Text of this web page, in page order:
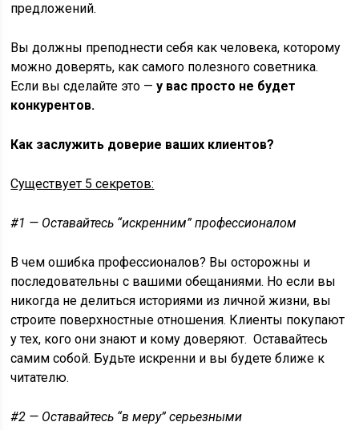
предложений.
Вы должны преподнести себя как человека, которому
можно доверять, как самого полезного советника.
Если вы сделайте это —у вас просто не будет
конкурентов.
Как заслужить доверие ваших клиентов?
Существует 5 секретов:
#1 — Оставайтесь “искренним” профессионалом
В чем ошибка профессионалов? Вы осторожны и
последовательны с вашими обещаниями. Но если вы
никогда не делиться историями из личной жизни, вы
строите поверхностные отношения. Клиенты покупают
у тех, кого они знают и кому доверяют. Оставайтесь
самим собой. Будьте искренни и вы будете ближе к
читателю.
#2 — Оставайтесь “в меру” серьезными